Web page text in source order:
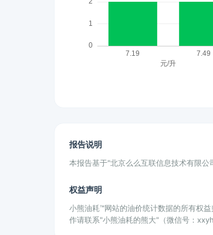
报告说明
本报告基于"北京么么互联信息技术有限
权益声明
小熊油耗™网站的油价统计数据的所有权
作请联系"小熊油耗的熊大"（微信号：